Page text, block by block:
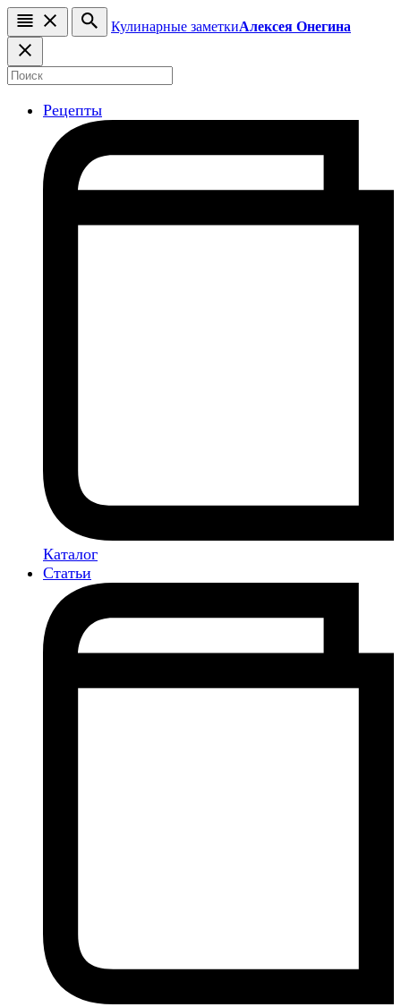
Кулинарные заметкиАлексея Онегина
Рецепты
Каталог
Статьи